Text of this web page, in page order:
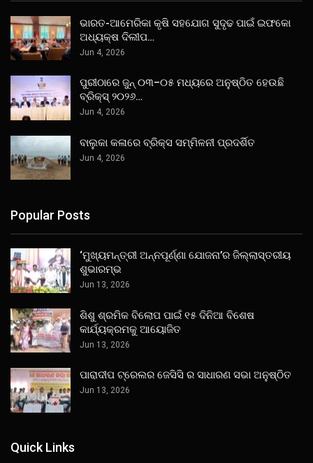
ଭାରତ-ଆମେରିକା କୃଷି ସହଯୋଗ ସୁଦୃଢ ପାଇଁ ଇଫକୋ
ଅଧ୍ୟକ୍ଷ ଦିଲୀପ…
Jun 4, 2026
ପୁରୀଠାରେ ଜୁନ୍ ୦୩–୦୫ ମଧ୍ୟରେ ଅନୁଷ୍ଠିତ ହେଉଛି
ବ୍ରିକ୍ସ୍ ୨୦୨୬…
Jun 4, 2026
ବାଲୁକା କଳାରେ ବ୍ରିକ୍ସ ସମ୍ମିଳନୀ ପ୍ରଦର୍ଶିତ
Jun 4, 2026
Popular Posts
‘ମୁଖ୍ୟମନ୍ତ୍ରୀ ଅନ୍ନପୂର୍ଣ୍ଣା ଯୋଜନା’ର ଜିଲ୍ଲାସ୍ତରୀୟ
ଶୁଭାରମ୍ଭ
Jun 13, 2026
ଶିଶୁ ଶ୍ରମିକ ବିଲୋପ ପାଇଁ ୧୫ ଦିନିଆ ବିଶେଷ
କାର୍ଯ୍ୟକ୍ରମକୁ ଆୟୋଜିତ
Jun 13, 2026
ପାରାଦୀପ ଟ୍ରେଲର ଜେସିସି ର ସାଧାରଣ ସଭା ଅନୁଷ୍ଠିତ
Jun 13, 2026
Quick Links